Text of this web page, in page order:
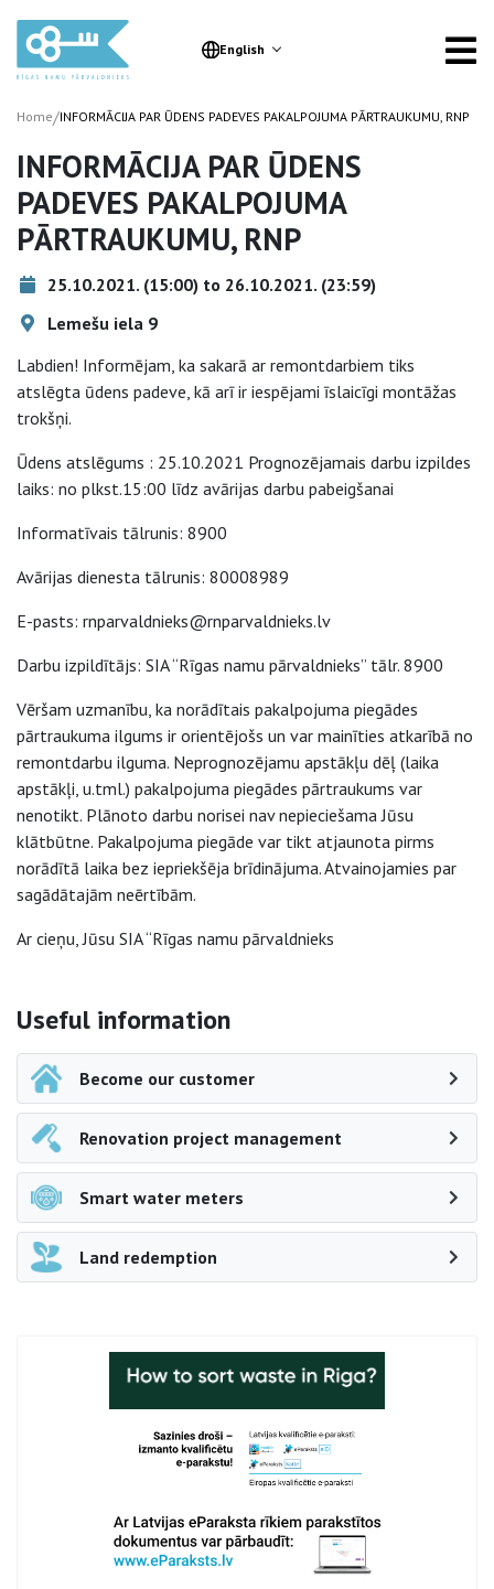
English
Home/INFORMĀCIJA PAR ŪDENS PADEVES PAKALPOJUMA PĀRTRAUKUMU, RNP
INFORMĀCIJA PAR ŪDENS
PADEVES PAKALPOJUMA
PĀRTRAUKUMU, RNP
25.10.2021. (15:00) to 26.10.2021. (23:59)
Lemešu iela 9
Labdien! Informējam, ka sakarā ar remontdarbiem tiks
atslēgta ūdens padeve, kā arī ir iespējami īslaicīgi montāžas
trokšņi.
Ūdens atslēgums : 25.10.2021 Prognozējamais darbu izpildes
laiks: no plkst.15:00 līdz avārijas darbu pabeigšanai
Informatīvais tālrunis: 8900
Avārijas dienesta tālrunis: 80008989
E-pasts: rnparvaldnieks@rnparvaldnieks.lv
Darbu izpildītājs: SIA “Rīgas namu pārvaldnieks” tālr. 8900
Vēršam uzmanību, ka norādītais pakalpojuma piegādes
pārtraukuma ilgums ir orientējošs un var mainīties atkarībā no
remontdarbu ilguma. Neprognozējamu apstākļu dēļ (laika
apstākļi, u.tml.) pakalpojuma piegādes pārtraukums var
nenotikt. Plānoto darbu norisei nav nepieciešama Jūsu
klātbūtne. Pakalpojuma piegāde var tikt atjaunota pirms
norādītā laika bez iepriekšēja brīdinājuma. Atvainojamies par
sagādātajām neērtībām.
Ar cieņu, Jūsu SIA “Rīgas namu pārvaldnieks
Side navigation
Useful information
Become our customer
Renovation project management
Smart water meters
Land redemption